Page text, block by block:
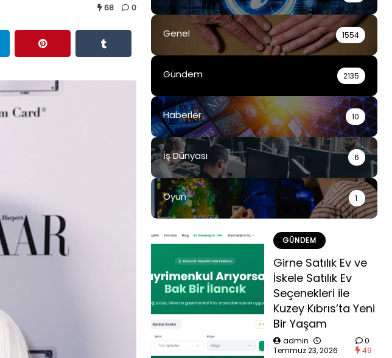
68 0
Genel 1554
Gündem 2135
Haberler 10
İş Dünyası 6
Oyun 1
GÜNDEM
Girne Satılık Ev ve
İskele Satılık Ev
Seçenekleri ile
Kuzey Kıbrıs’ta Yeni
Bir Yaşam
admin
Temmuz 23, 2026
0
49